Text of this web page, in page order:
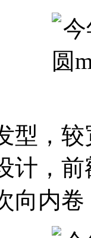
型，
计，
向内